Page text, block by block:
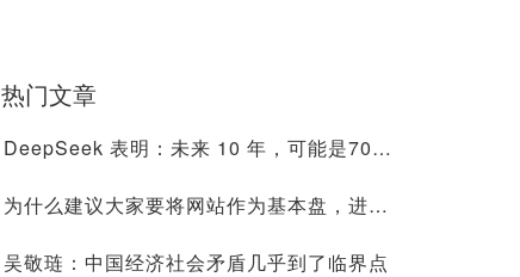
热门文章
DeepSeek 表明：未来 10 年，可能是70后80后最艰难的10 年
为什么建议大家要将网站作为基本盘，进来看看是否有道理再喷
吴敬琏：中国经济社会矛盾几乎到了临界点